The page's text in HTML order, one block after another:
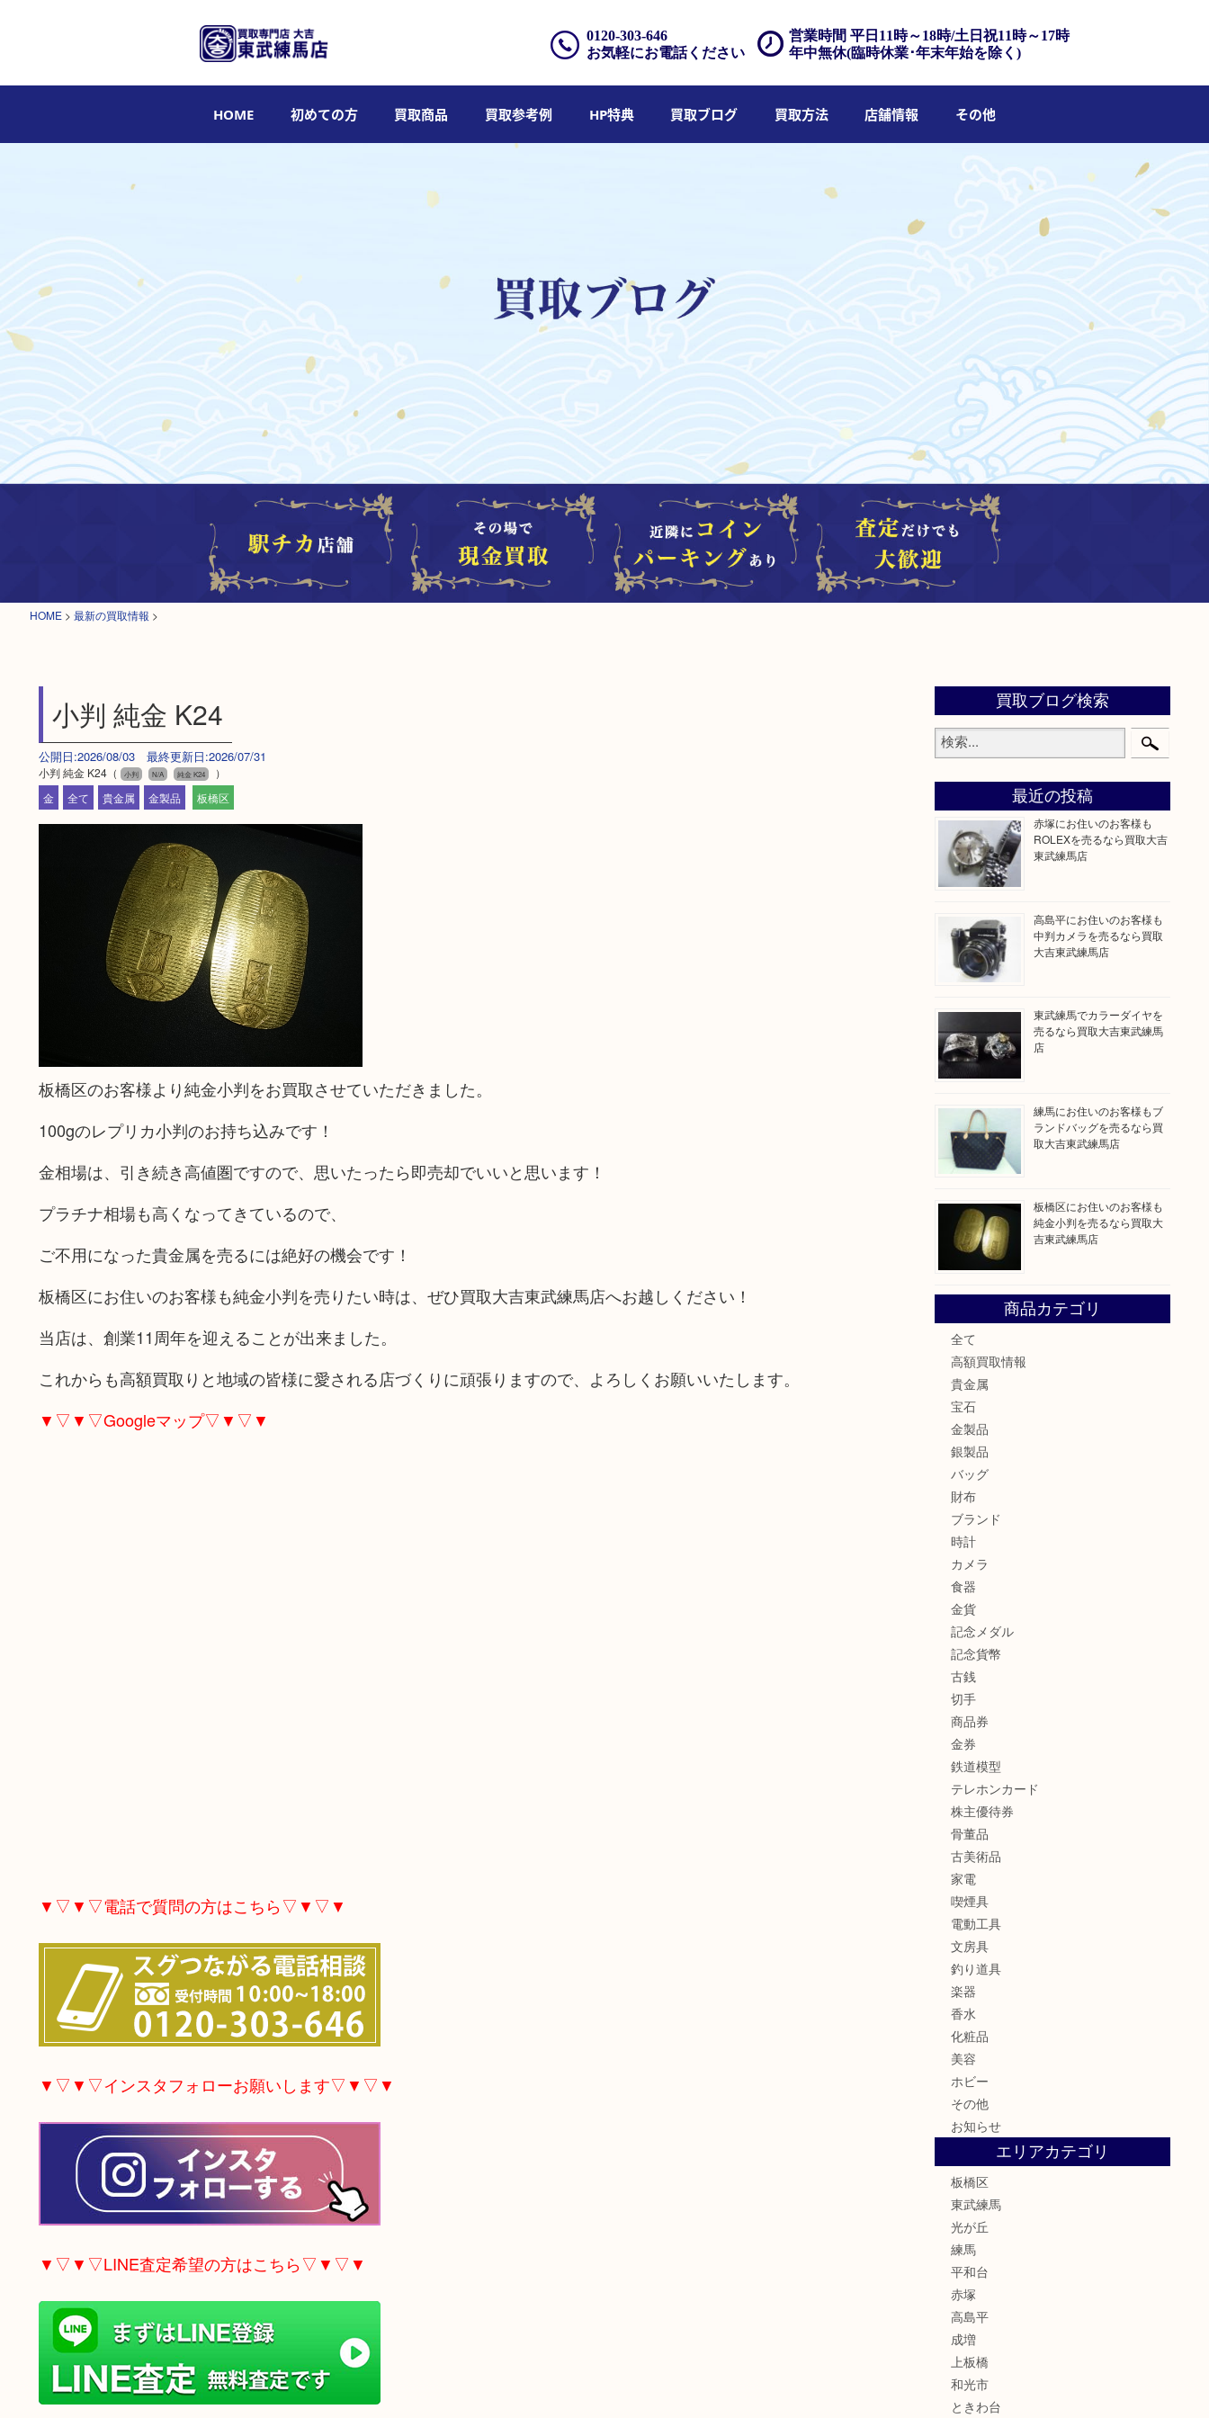
営業時間 平日11時～18時/土日祝11時～17時
年中無休(臨時休業･年末年始を除く)
0120-303-646
お気軽にお電話ください
HOME 初めての方 買取商品 買取参考例 HP特典 買取ブログ 買取方法 店舗情報 その他
HOME > 最新の買取情報 >
小判 純金 K24
公開日:2026/08/03 最終更新日:2026/07/31
小判 純金 K24（ 小判 N/A 純金 K24
）
金
全て 貴金属 金製品 板橋区
板橋区のお客様より純金小判をお買取させていただきました。
100gのレプリカ小判のお持ち込みです！
金相場は、引き続き高値圏ですので、思いたったら即売却でいいと思います！
プラチナ相場も高くなってきているので、
ご不用になった貴金属を売るには絶好の機会です！
板橋区にお住いのお客様も純金小判を売りたい時は、ぜひ買取大吉東武練馬店へお越しください！
当店は、創業11周年を迎えることが出来ました。
これからも高額買取りと地域の皆様に愛される店づくりに頑張りますので、よろしくお願いいたします。
▼▽▼▽Googleマップ▽▼▽▼
▼▽▼▽電話で質問の方はこちら▽▼▽▼
▼▽▼▽インスタフォローお願いします▽▼▽▼
▼▽▼▽LINE査定希望の方はこちら▽▼▽▼
買取ブログ検索
最近の投稿
赤塚にお住いのお客様も
ROLEXを売るなら買取大吉
東武練馬店
高島平にお住いのお客様も
中判カメラを売るなら買取
大吉東武練馬店
東武練馬でカラーダイヤを
売るなら買取大吉東武練馬
店
練馬にお住いのお客様もブ
ランドバッグを売るなら買
取大吉東武練馬店
板橋区にお住いのお客様も
純金小判を売るなら買取大
吉東武練馬店
商品カテゴリ
全て
高額買取情報
貴金属
宝石
金製品
銀製品
バッグ
財布
ブランド
時計
カメラ
食器
金貨
記念メダル
記念貨幣
古銭
切手
商品券
金券
鉄道模型
テレホンカード
株主優待券
骨董品
古美術品
家電
喫煙具
電動工具
文房具
釣り道具
楽器
香水
化粧品
美容
ホビー
その他
お知らせ
エリアカテゴリ
板橋区
東武練馬
光が丘
練馬
平和台
赤塚
高島平
成増
上板橋
和光市
ときわ台